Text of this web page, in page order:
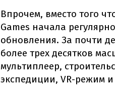
Впрочем, вместо того
Games начала
обновления. За почти
более трех десятков
мультиплеер,
экспедиции, VR-режим